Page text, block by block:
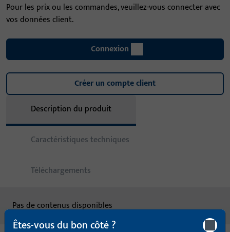
Pour les prix ou les commandes, veuillez-vous connecter avec
vos données client.
Connexion
Créer un compte client
Description du produit
Caractéristiques techniques
Téléchargements
Pas de contenus disponibles
Êtes-vous du bon côté ?